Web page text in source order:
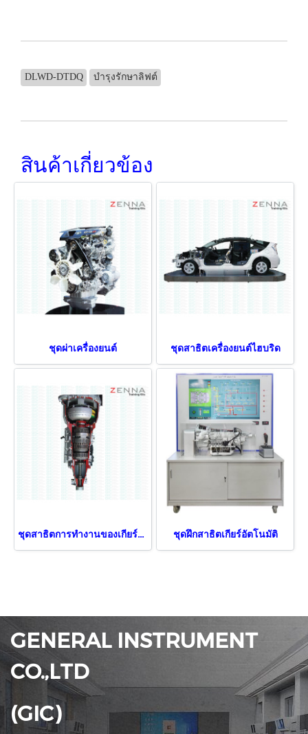
DLWD-DTDQ บำรุงรักษาลิฟต์
สินค้าเกี่ยวข้อง
ชุดผ่าเครื่องยนต์ ชุดสาธิตเครื่องยนต์ไฮบริด
ชุดสาธิตการทำงานของเกียร์อัตโนมัติ ชุดฝึกสาธิตเกียร์อัตโนมัติ
GENERAL INSTRUMENT
CO.,LTD
(GIC)